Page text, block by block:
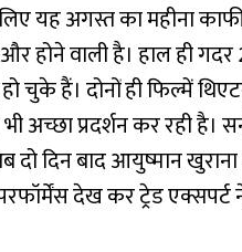
लिए यह अगस्त का महीना
होने वाली है। हाल ही
चुके हैं। दोनों ही फिल्में
अच्छा प्रदर्शन कर रही
दो दिन बाद आयुष्मान खुराना
देख कर ट्रेड एक्सपर्ट